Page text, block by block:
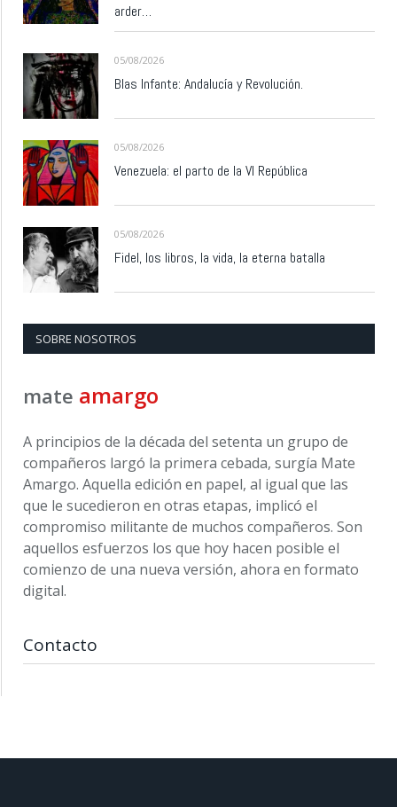
arder…
05/08/2026
Blas Infante: Andalucía y Revolución.
05/08/2026
Venezuela: el parto de la VI República
05/08/2026
Fidel, los libros, la vida, la eterna batalla
SOBRE NOSOTROS
mate amargo
A principios de la década del setenta un grupo de
compañeros largó la primera cebada, surgía Mate
Amargo. Aquella edición en papel, al igual que las
que le sucedieron en otras etapas, implicó el
compromiso militante de muchos compañeros. Son
aquellos esfuerzos los que hoy hacen posible el
comienzo de una nueva versión, ahora en formato
digital.
Contacto